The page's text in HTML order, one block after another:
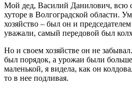
Мой дед, Василий Данилович, всю
хуторе в Волгоградской области.
хозяйство – был он и
уважали, самый передовой был
Но и своем хозяйстве он не
был порядок, а урожаи были
маленькой, я видела, как он
то в нее подливая.